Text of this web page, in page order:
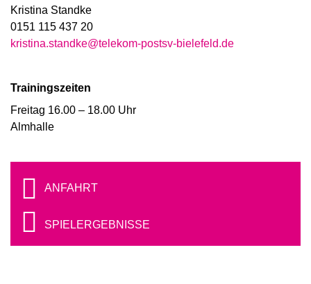
Kristina Standke
0151 115 437 20
kristina.standke@telekom-postsv-bielefeld.de
Trainingszeiten
Freitag 16.00 – 18.00 Uhr
Almhalle
ANFAHRT
SPIELERGEBNISSE